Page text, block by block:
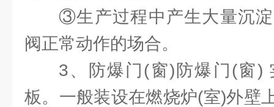
③生产过程中产生大量沉
阀正常动作的场合。
3、防爆门(窗)防爆门(窗)
板。一般装设在燃烧炉(室)外壁